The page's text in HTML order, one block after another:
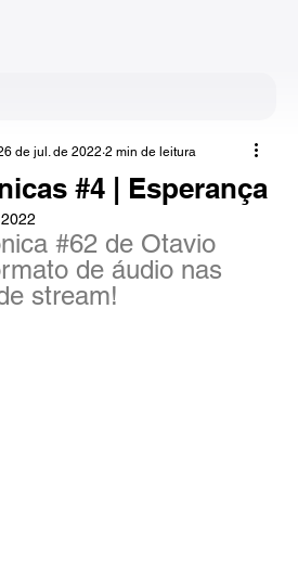
#4 | Esperança
de jul. de 2022 2 min de leitura
#62 de Otavio
de áudio nas
stream!